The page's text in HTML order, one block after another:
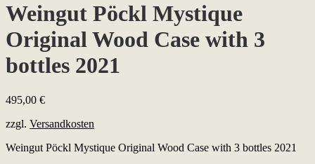
Weingut Pöckl Mystique
Original Wood Case with 3
bottles 2021
495,00 €
zzgl. Versandkosten
Weingut Pöckl Mystique Original Wood Case with 3 bottles 2021